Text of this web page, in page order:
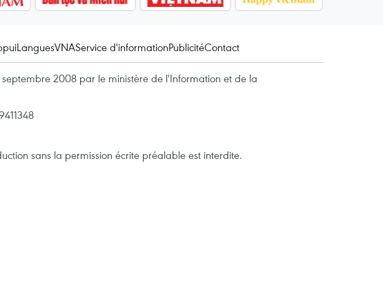
LanguesVNAService d'informationPublicitéContact
septembre 2008 par le ministère de l'Information et de la
sans la permission écrite préalable est interdite.